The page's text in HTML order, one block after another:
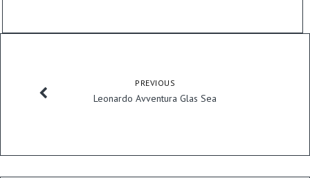
PREVIOUS
Leonardo Avventura Glas Sea